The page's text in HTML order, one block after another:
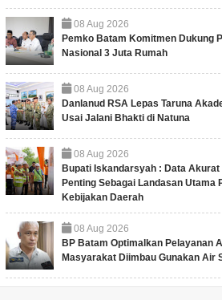
08 Aug 2026
Pemko Batam Komitmen Dukung
Nasional 3 Juta Rumah
08 Aug 2026
Danlanud RSA Lepas Taruna
Usai Jalani Bhakti di Natuna
08 Aug 2026
Bupati Iskandarsyah : Data Akurat
Penting Sebagai Landasan Utama
Kebijakan Daerah
08 Aug 2026
BP Batam Optimalkan Pelayanan
Masyarakat Diimbau Gunakan Air